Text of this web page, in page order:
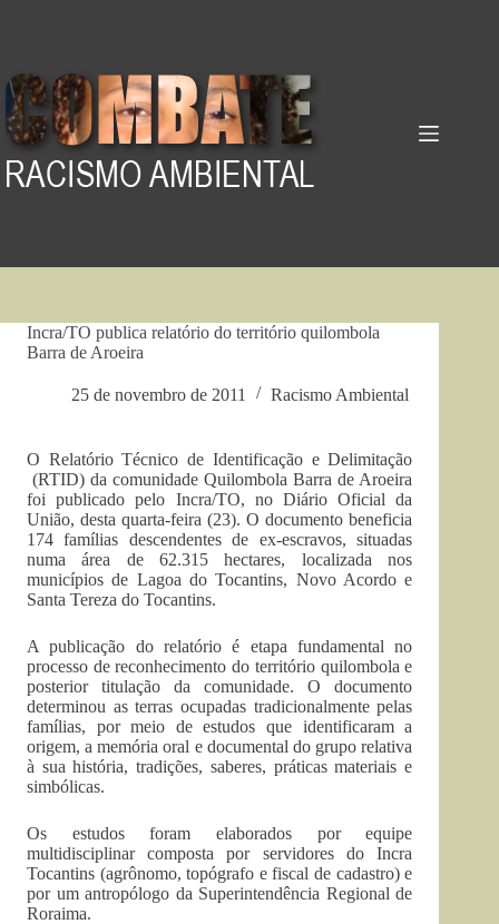
Incra/TO publica relatório do território quilombola
Barra de Aroeira
25 de novembro de 2011 Racismo Ambiental
O Relatório Técnico de Identificação e Delimitação
(RTID) da comunidade Quilombola Barra de Aroeira
foi publicado pelo Incra/TO, no Diário Oficial da
União, desta quarta-feira (23). O documento beneficia
174 famílias descendentes de ex-escravos, situadas
numa área de 62.315 hectares, localizada nos
municípios de Lagoa do Tocantins, Novo Acordo e
Santa Tereza do Tocantins.
A publicação do relatório é etapa fundamental no
processo de reconhecimento do território quilombola e
posterior titulação da comunidade. O documento
determinou as terras ocupadas tradicionalmente pelas
famílias, por meio de estudos que identificaram a
origem, a memória oral e documental do grupo relativa
à sua história, tradições, saberes, práticas materiais e
simbólicas.
Os estudos foram elaborados por equipe
multidisciplinar composta por servidores do Incra
Tocantins (agrônomo, topógrafo e fiscal de cadastro) e
por um antropólogo da Superintendência Regional de
Roraima.